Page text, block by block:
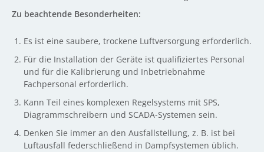
Zu beachtende Besonderheiten:
Es ist eine saubere, trockene Luftversorgung erforderlich.
Für die Installation der Geräte ist qualifiziertes Personal
und für die Kalibrierung und Inbetriebnahme
Fachpersonal erforderlich.
Kann Teil eines komplexen Regelsystems mit SPS,
Diagrammschreibern und SCADA-Systemen sein.
Denken Sie immer an den Ausfallstellung, z. B. ist bei
Luftausfall federschließend in Dampfsystemen üblich.